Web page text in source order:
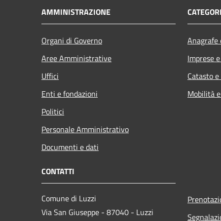
AMMINISTRAZIONE
Organi di Governo
Aree Amministrative
Uffici
Enti e fondazioni
Politici
Personale Amministrativo
Documenti e dati
Imprese
Catasto
Mobilità
CONTATTI
Comune di Luzzi
Via San Giuseppe - 87040 - Luzzi